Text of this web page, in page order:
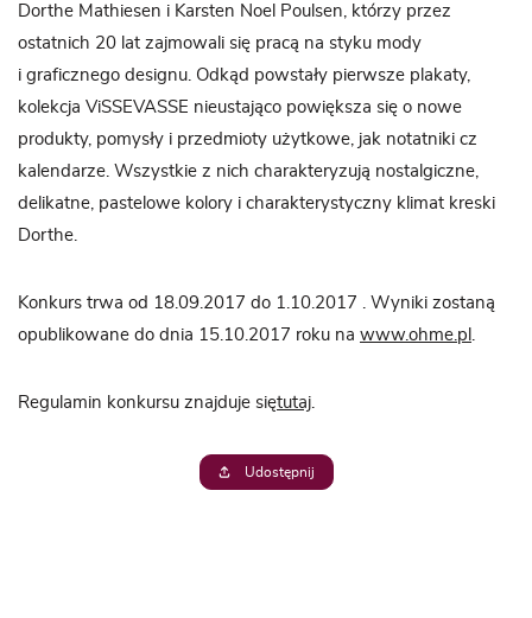
Dorthe Mathiesen i Karsten Noel Poulsen, którzy przez
ostatnich 20 lat zajmowali się pracą na styku mody
i graficznego designu. Odkąd powstały pierwsze plakaty,
kolekcja ViSSEVASSE nieustająco powiększa się o nowe
produkty, pomysły i przedmioty użytkowe, jak notatniki cz
kalendarze. Wszystkie z nich charakteryzują nostalgiczne,
delikatne, pastelowe kolory i charakterystyczny klimat kreski
Dorthe.
Konkurs trwa od 18.09.2017 do 1.10.2017 . Wyniki zostaną
opublikowane do dnia 15.10.2017 roku na www.ohme.pl
Regulamin konkursu znajduje siętutaj
Udostępnij